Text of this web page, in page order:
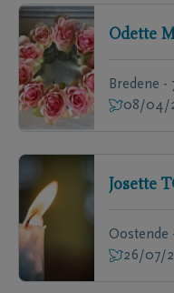
Odette
Bredene -
08/04/
Josette
Oostende
26/07/